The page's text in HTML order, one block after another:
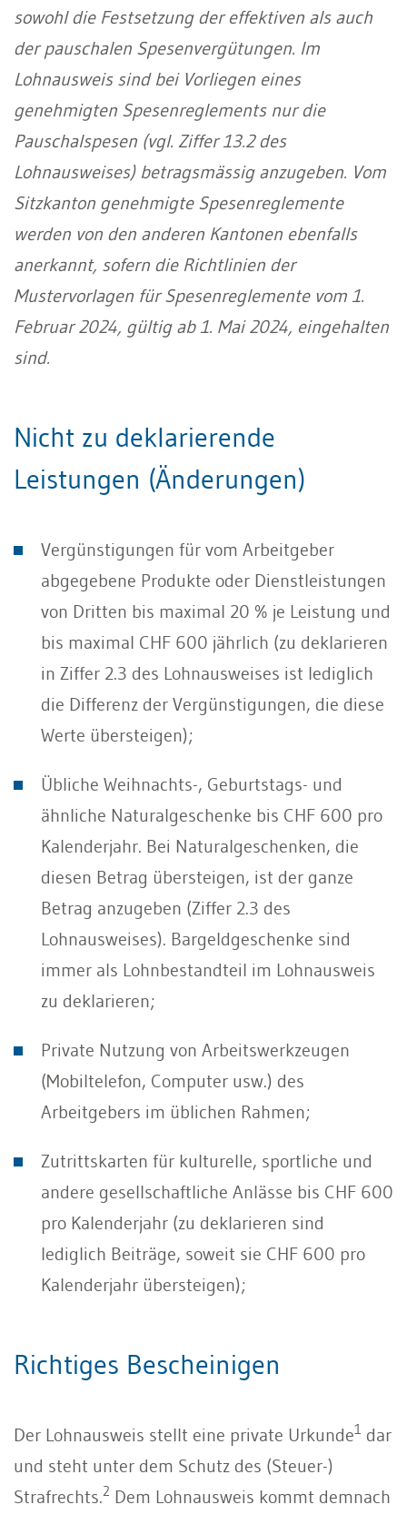
sowohl die Festsetzung der effektiven als auch
der pauschalen Spesenvergütungen. Im
Lohnausweis sind bei Vorliegen eines
genehmigten Spesenreglements nur die
Pauschalspesen (vgl. Ziffer 13.2 des
Lohnausweises) betragsmässig anzugeben. Vom
Sitzkanton genehmigte Spesenreglemente
werden von den anderen Kantonen ebenfalls
anerkannt, sofern die Richtlinien der
Mustervorlagen für Spesenreglemente vom 1.
Februar 2024, gültig ab 1. Mai 2024, eingehalten
sind.
Nicht zu deklarierende
Leistungen (Änderungen)
Vergünstigungen für vom Arbeitgeber
abgegebene Produkte oder Dienstleistungen
von Dritten bis maximal 20 % je Leistung und
bis maximal CHF 600 jährlich (zu deklarieren
in Ziffer 2.3 des Lohnausweises ist lediglich
die Differenz der Vergünstigungen, die diese
Werte übersteigen);
Übliche Weihnachts-, Geburtstags- und
ähnliche Naturalgeschenke bis CHF 600 pro
Kalenderjahr. Bei Naturalgeschenken, die
diesen Betrag übersteigen, ist der ganze
Betrag anzugeben (Ziffer 2.3 des
Lohnausweises). Bargeldgeschenke sind
immer als Lohnbestandteil im Lohnausweis
zu deklarieren;
Private Nutzung von Arbeitswerkzeugen
(Mobiltelefon, Computer usw.) des
Arbeitgebers im üblichen Rahmen;
Zutrittskarten für kulturelle, sportliche und
andere gesellschaftliche Anlässe bis CHF 600
pro Kalenderjahr (zu deklarieren sind
lediglich Beiträge, soweit sie CHF 600 pro
Kalenderjahr übersteigen);
Richtiges Bescheinigen
Der Lohnausweis stellt eine private Urkunde1 dar
und steht unter dem Schutz des (Steuer-)
Strafrechts.2 Dem Lohnausweis kommt demnach